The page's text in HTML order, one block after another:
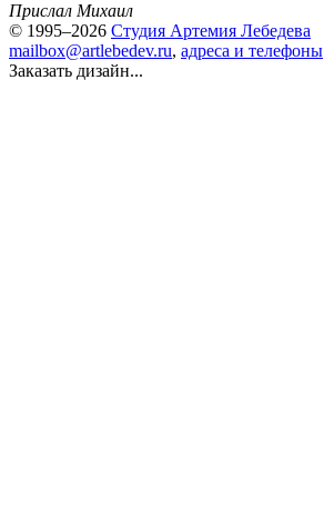
Прислал Михаил
© 1995–2026 Студия Артемия Лебедева
mailbox@artlebedev.ru, адреса и телефоны
Заказать дизайн...